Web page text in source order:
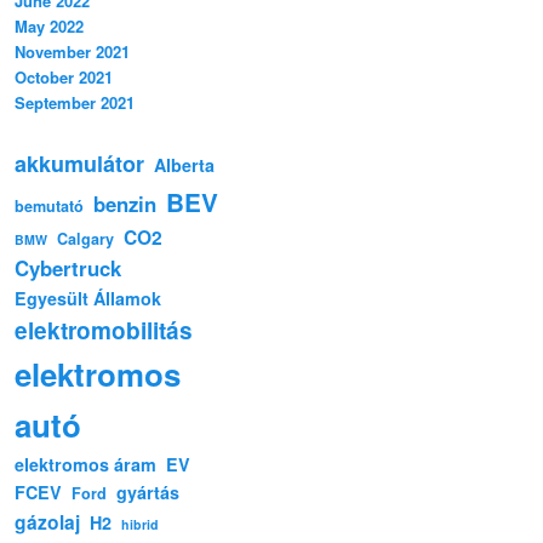
May 2022
November 2021
October 2021
September 2021
akkumulátor Alberta
bemutató benzin BEV
BMW Calgary CO2
Cybertruck
Egyesült Államok
elektromobilitás
elektromos
autó
elektromos áram EV
FCEV Ford gyártás
gázolaj H2 hibrid